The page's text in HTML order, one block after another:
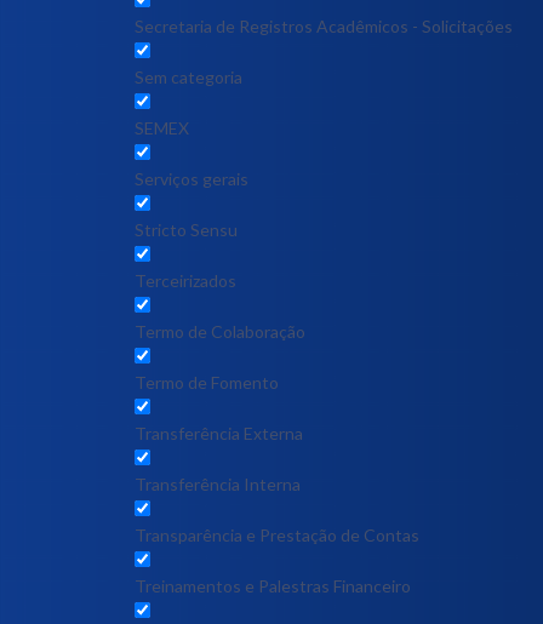
Secretaria de Registros Acadêmicos - Solicitações
Sem categoria
SEMEX
Serviços gerais
Stricto Sensu
Terceirizados
Termo de Colaboração
Termo de Fomento
Transferência Externa
Transferência Interna
Transparência e Prestação de Contas
Treinamentos e Palestras Financeiro